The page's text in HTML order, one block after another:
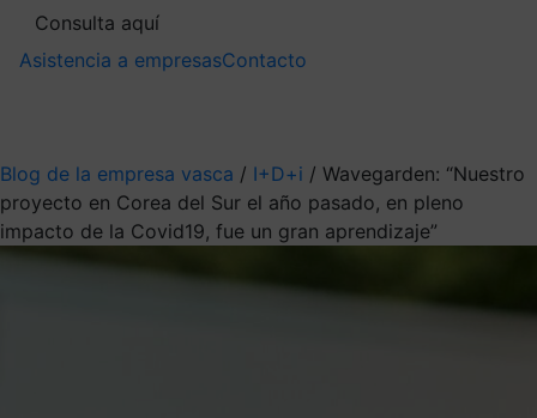
Consulta aquí
Asistencia a empresasContacto
Blog de la empresa vasca / I+D+i / Wavegarden: “Nuestro
proyecto en Corea del Sur el año pasado, en pleno
impacto de la Covid19, fue un gran aprendizaje”